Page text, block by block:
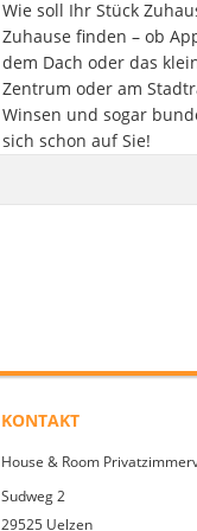
Wie soll Ihr Stück
Zuhause finden – ob
dem Dach oder das
Zentrum oder am
Winsen und sogar
sich schon auf Sie!
KONTAKT
House & Room
Sudweg 2
29525 Uelzen